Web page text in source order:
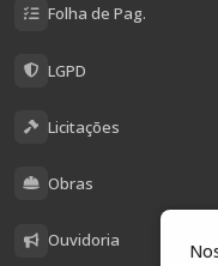
Folha de Pag.
LGPD
Licitações
Obras
Ouvidoria